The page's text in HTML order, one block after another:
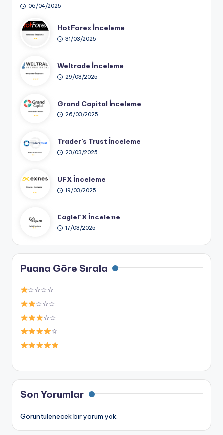
06/04/2025
HotForex İnceleme
31/03/2025
Weltrade İnceleme
29/03/2025
Grand Capital İnceleme
26/03/2025
Trader’s Trust İnceleme
23/03/2025
UFX İnceleme
19/03/2025
EagleFX İnceleme
17/03/2025
Puana Göre Sırala
☆☆☆☆
☆☆☆
☆☆
☆
Son Yorumlar
Görüntülenecek bir yorum yok.